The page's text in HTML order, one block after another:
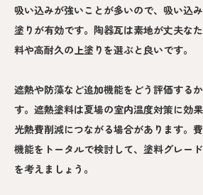
吸い込みが強いことが多いので、吸い込
塗りが有効です。陶器瓦は素地が丈夫な
料や高耐久の上塗りを選ぶと良いです。
遮熱や防藻など追加機能をどう評価する
す。遮熱塗料は夏場の室内温度対策に効
光熱費削減につながる場合があります。
機能をトータルで検討して、塗料グレー
を考えましょう。